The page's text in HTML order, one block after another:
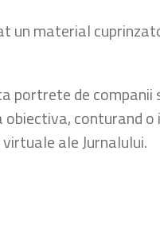
un material
de companii
conturand o
ale Jurnalului.